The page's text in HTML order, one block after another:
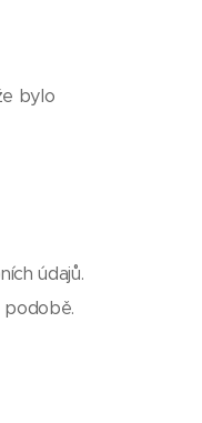
bylo
údajů.
podobě.